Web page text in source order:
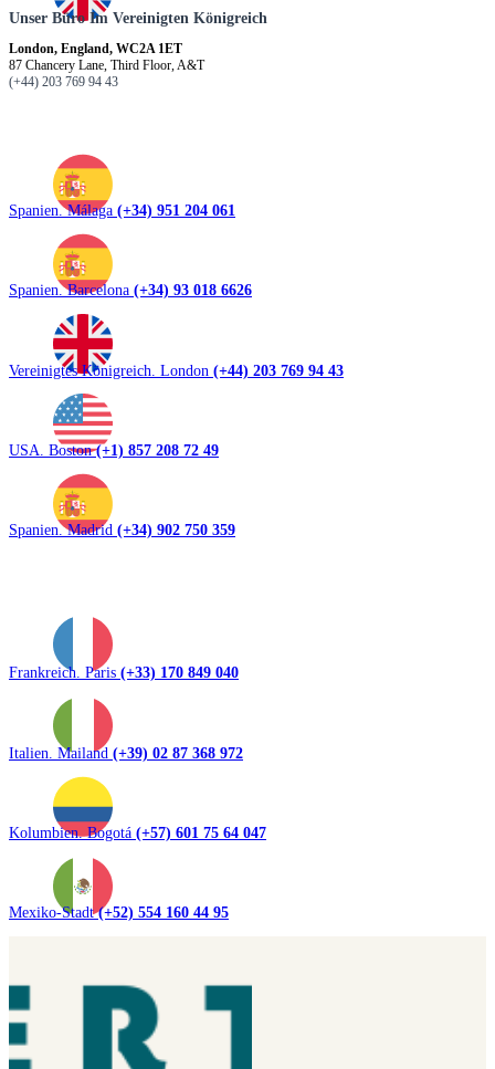
Unser Büro Im Vereinigten Königreich
London, England, WC2A 1ET
87 Chancery Lane, Third Floor, A&T
(+44) 203 769 94 43
Spanien. Málaga (+34) 951 204 061
Spanien. Barcelona (+34) 93 018 6626
Vereinigtes Königreich. London (+44) 203 769 94 43
USA. Boston(+1) 857 208 72 49
Spanien. Madrid (+34) 902 750 359
Frankreich. Paris (+33) 170 849 040
Italien. Mailand (+39) 02 87 368 972
Kolumbien. Bogotá (+57) 601 75 64 047
Mexiko-Stadt(+52) 554 160 44 95